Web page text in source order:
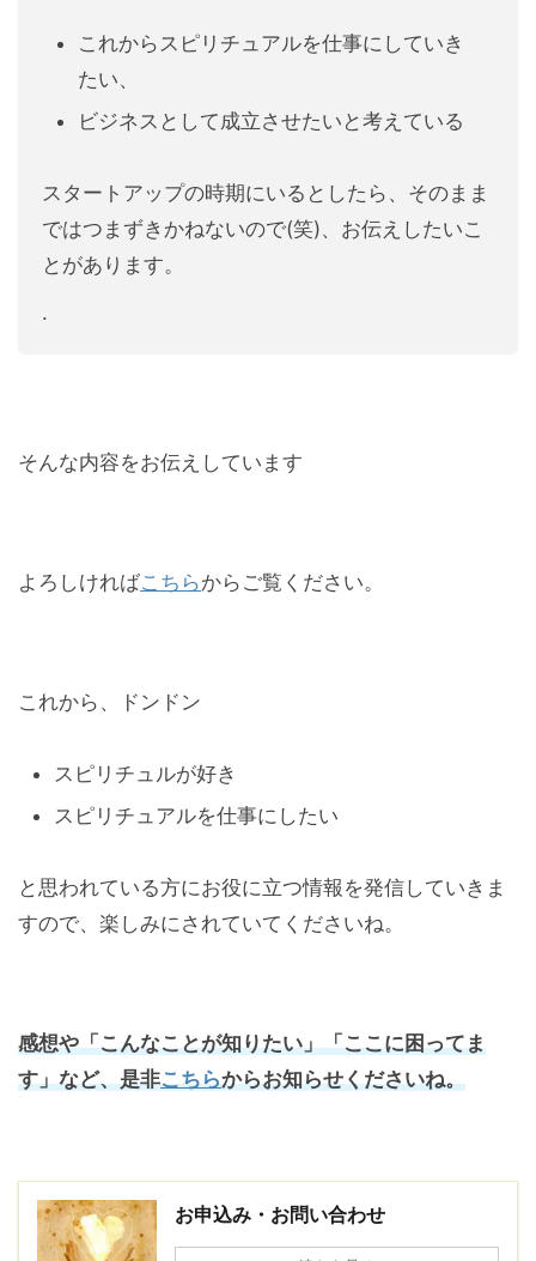
これからスピリチュアルを仕事にしていき
たい、
ビジネスとして成立させたいと考えている
スタートアップの時期にいるとしたら、そのまま
ではつまずきかねないので(笑)、お伝えしたいこ
とがあります。
.
そんな内容をお伝えしています
よろしければこちらからご覧ください。
これから、ドンドン
スピリチュルが好き
スピリチュアルを仕事にしたい
と思われている方にお役に立つ情報を発信していきま
すので、楽しみにされていてくださいね。
感想や「こんなことが知りたい」「ここに困ってま
す」など、是非こちらからお知らせくださいね。
お申込み・お問い合わせ